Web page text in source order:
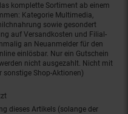
komplette Sortiment ab einem
Kategorie Multimedia,
sowie gesondert
auf Versandkosten und Filial-
an Neuanmelder für den
einlösbar. Nur ein Gutschein
nicht ausgezahlt. Nicht mit
sonstige Shop-Aktionen)
dieses Artikels (solange der